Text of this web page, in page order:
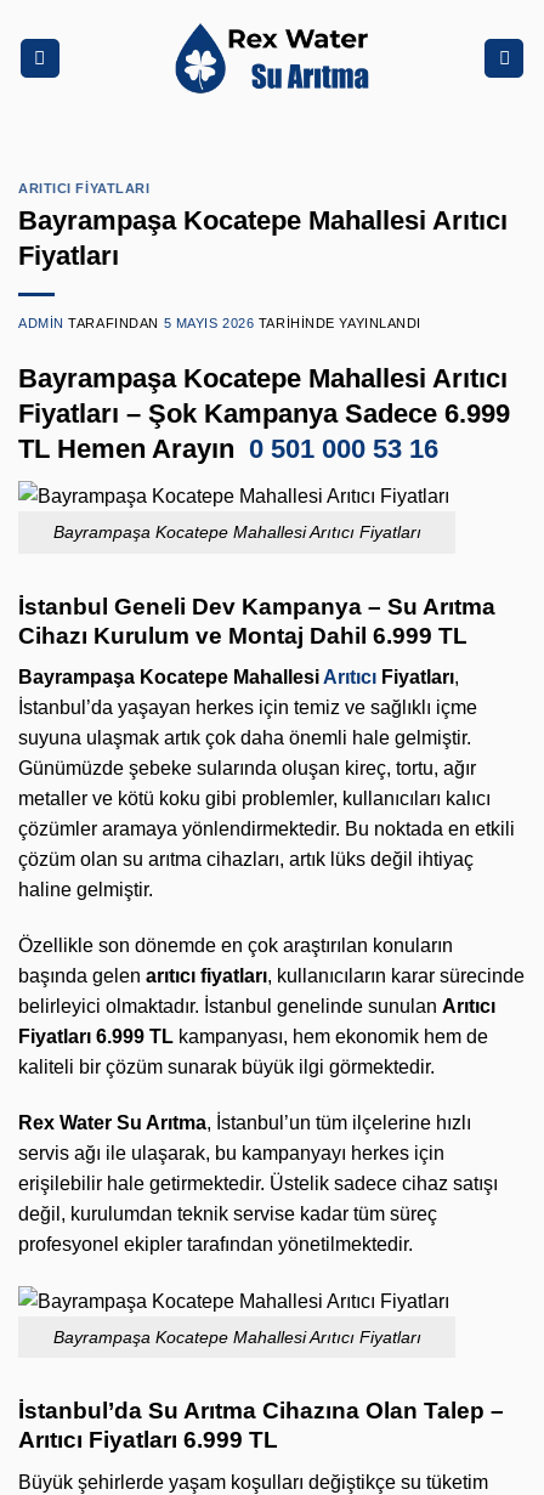
atla
ARITICI FIYATLARI
Bayrampaşa Kocatepe Mahallesi Arıtıcı
Fiyatları
ADMIN TARAFINDAN 5 MAYIS 2026 TARIHINDE YAYINLANDI
Bayrampaşa Kocatepe Mahallesi Arıtıcı
Fiyatları – Şok Kampanya Sadece 6.999
TL Hemen Arayın 0 501 000 53 16
Bayrampaşa Kocatepe Mahallesi Arıtıcı Fiyatları
İstanbul Geneli Dev Kampanya – Su Arıtma
Cihazı Kurulum ve Montaj Dahil 6.999 TL
Bayrampaşa Kocatepe MahallesiArıtıcı Fiyatları,
İstanbul’da yaşayan herkes için temiz ve sağlıklı içme
suyuna ulaşmak artık çok daha önemli hale gelmiştir.
Günümüzde şebeke sularında oluşan kireç, tortu, ağır
metaller ve kötü koku gibi problemler, kullanıcıları kalıcı
çözümler aramaya yönlendirmektedir. Bu noktada en etkili
çözüm olan su arıtma cihazları, artık lüks değil ihtiyaç
haline gelmiştir.
Özellikle son dönemde en çok araştırılan konuların
başında gelen arıtıcı fiyatları, kullanıcıların karar sürecinde
belirleyici olmaktadır. İstanbul genelinde sunulan Arıtıcı
Fiyatları 6.999 TL kampanyası, hem ekonomik hem de
kaliteli bir çözüm sunarak büyük ilgi görmektedir.
Rex Water Su Arıtma, İstanbul’un tüm ilçelerine hızlı
servis ağı ile ulaşarak, bu kampanyayı herkes için
erişilebilir hale getirmektedir. Üstelik sadece cihaz satışı
değil, kurulumdan teknik servise kadar tüm süreç
profesyonel ekipler tarafından yönetilmektedir.
Bayrampaşa Kocatepe Mahallesi Arıtıcı Fiyatları
İstanbul’da Su Arıtma Cihazına Olan Talep –
Arıtıcı Fiyatları 6.999 TL
Büyük şehirlerde yaşam koşulları değiştikçe su tüketim